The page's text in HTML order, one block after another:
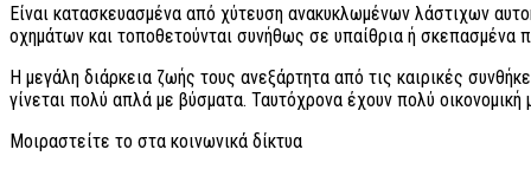
Είναι κατασκευασμένα από χύτευση ανακυκλωμένων λάστιχων
οχημάτων και τοποθετούνται συνήθως σε υπαίθρια ή σκεπασμένα
Η μεγάλη διάρκεια ζωής τους ανεξάρτητα από τις καιρικές
γίνεται πολύ απλά με βύσματα. Ταυτόχρονα έχουν πολύ
Μοιραστείτε το στα κοινωνικά δίκτυα